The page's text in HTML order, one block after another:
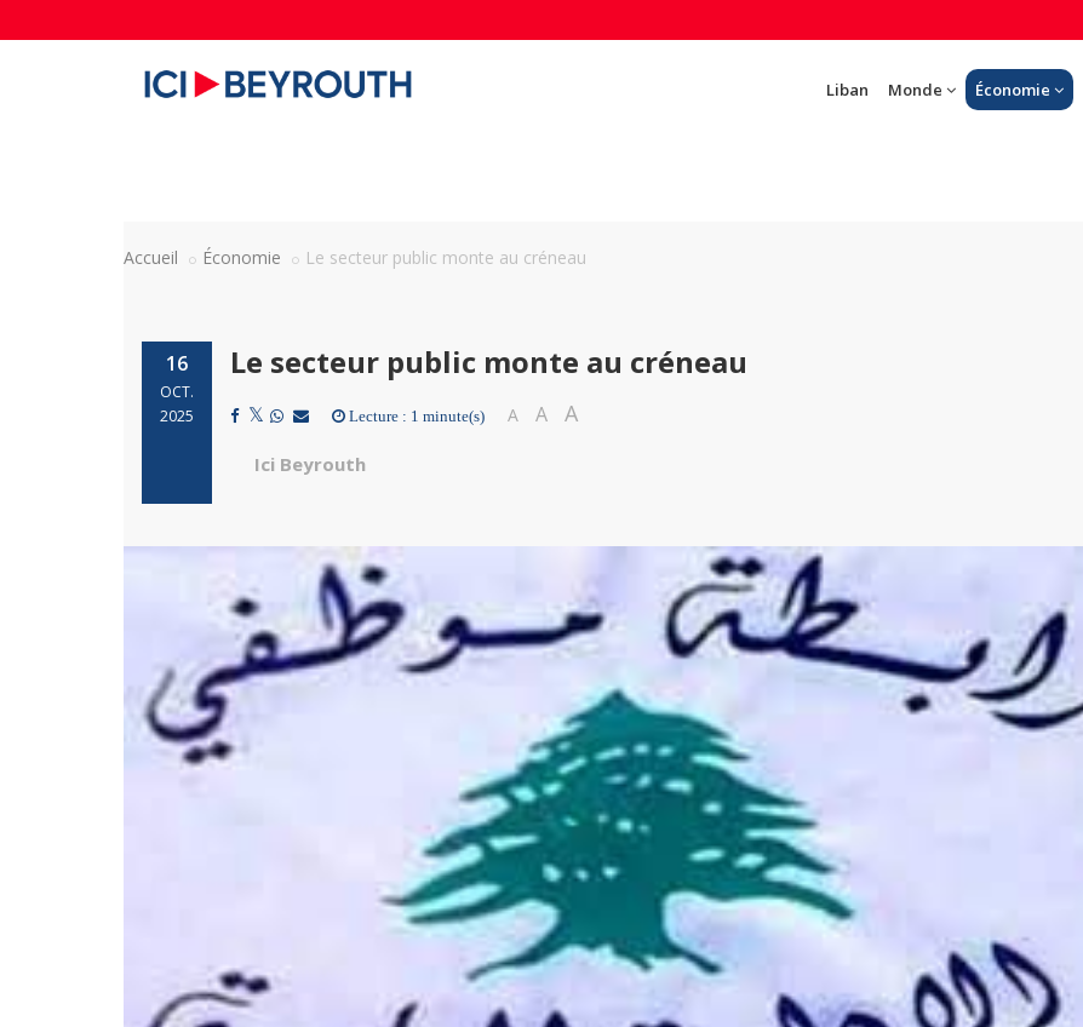
Liban Monde Économie
Accueil Économie Le secteur public monte au créneau
16
OCT.
2025
Le secteur public monte au créneau
Lecture : 1 minute(s) A A A
Ici Beyrouth